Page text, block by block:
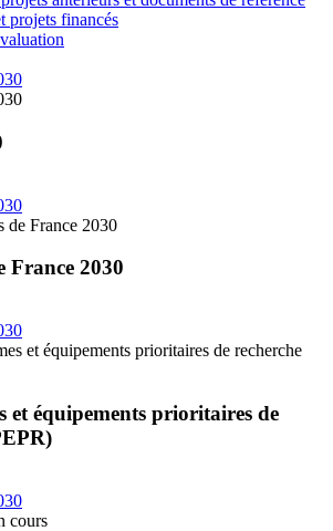
projets financés
de France 2030
France 2030
et équipements prioritaires de recherche
et équipements prioritaires de
cours